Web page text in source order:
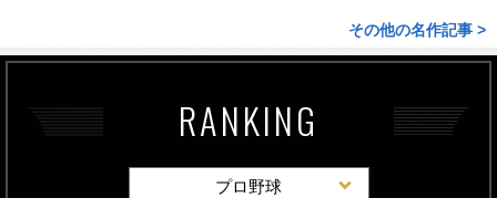
その他の名作記事 >
RANKING
プロ野球